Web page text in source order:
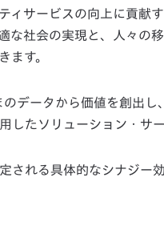
ィサービスの向上に貢献
社会の実現と、人々の
ます。
データから価値を創出し
したソリューション・サ
れる具体的なシナジー効